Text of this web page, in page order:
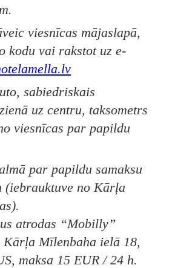
viesnīcas mājaslapā,
kodu vai rakstot uz e-
sabiedriskais
uz centru, taksometrs
viesnīcas par papildu
par papildu samaksu
(iebrauktuve no Kārļa
atrodas “Mobilly”
Kārļa Mīlenbaha ielā 18,
maksa 15 EUR / 24 h.